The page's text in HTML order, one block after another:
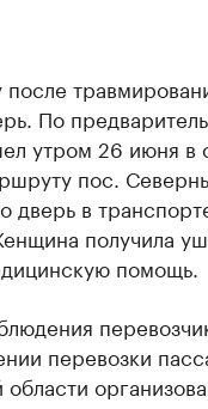
По
утром 26 июня в
пос.
дверь в
получила
помощь.
перевозки